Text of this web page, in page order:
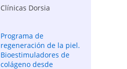
Clínicas Dorsia
Programa de
regeneración de la piel.
Bioestimuladores de
colágeno desde